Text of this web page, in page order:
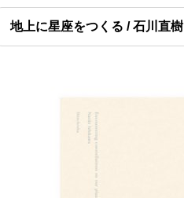
地上に星座をつくる / 石川直樹